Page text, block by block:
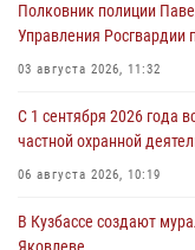
07 августа 2026, 05:32
С 1 сентября 2026 года
06 августа 2026, 10:19
Росгвардейцы
06 августа 2026, 09:18
Полковник полиции
Управления Росгвардии
03 августа 2026, 11:32
С 1 сентября 2026 года
частной охранной
06 августа 2026, 10:19
В Кузбассе создают